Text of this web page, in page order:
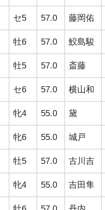
セ5 57.0 藤岡佑
牡6 57.0 鮫島駿
牡5 57.0 斎藤
セ6 57.0 横山和
牝4 55.0 黛
牝6 55.0 城戸
牡5 57.0 古川吉
牝4 55.0 吉田隼